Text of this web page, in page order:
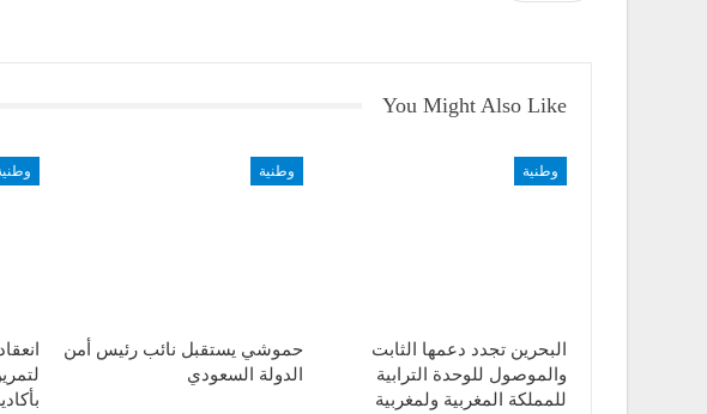
You Might Also Like
وطنية
البحرين تجدد دعمها الثابت
والموصول للوحدة الترابية
للمملكة المغربية ولمغربية
وطنية
حموشي يستقبل نائب رئيس أمن
الدولة السعودي